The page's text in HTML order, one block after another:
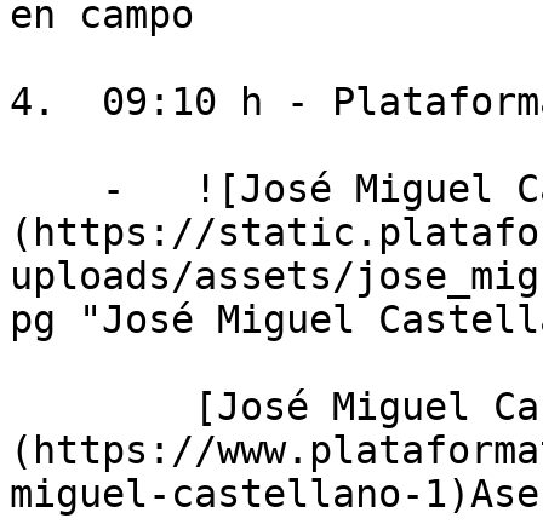
en campo
4.  09:10 h -
(https://
uploads/assets/
pg "José Miguel
(https://
miguel-castellano-